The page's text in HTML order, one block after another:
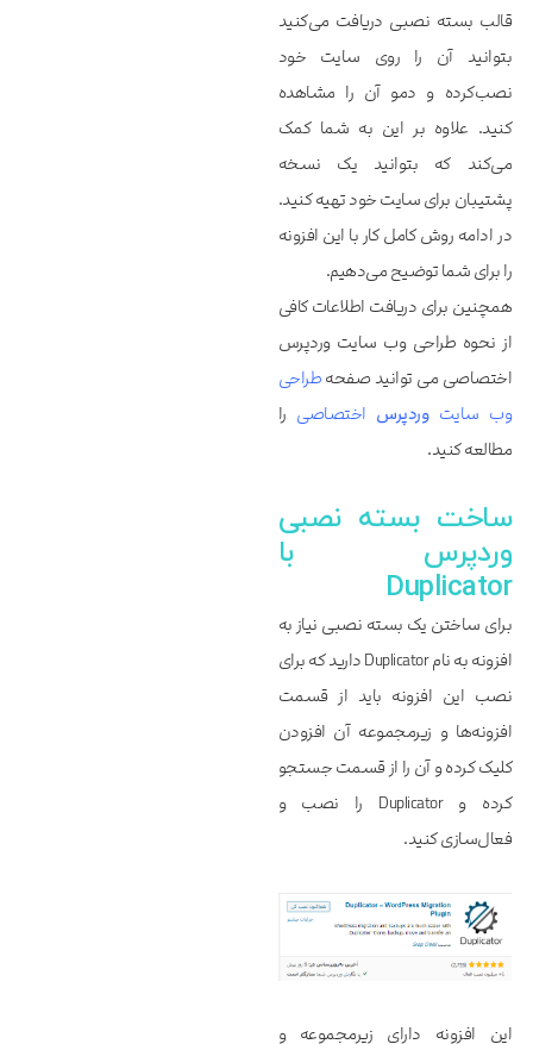
قالب بسته نصبی دریافت می‌کنید
بتوانید آن را روی سایت خود
نصب‌کرده و دمو آن را مشاهده
کنید. علاوه بر این به شما کمک
می‌کند که بتوانید یک نسخه
پشتیبان برای سایت خود تهیه کنید.
در ادامه روش کامل کار با این افزونه
را برای شما توضیح می‌دهیم.
همچنین برای دریافت اطلاعات کافی
از نحوه طراحی وب سایت وردپرس
اختصاصی می توانید صفحهطراحی
وب سایتوردپرس اختصاصی را
مطالعه کنید.
ساخت بسته نصبی
وردپرس با
Duplicator
برای ساختن یک بسته نصبی نیاز به
افزونه به نام Duplicator دارید که برای
نصب این افزونه باید از قسمت
افزونه‌ها و زیرمجموعه آن افزودن
کلیک کرده و آن را از قسمت جستجو
کرده و Duplicator را نصب و
فعال‌سازی کنید.
این افزونه دارای زیرمجموعه و